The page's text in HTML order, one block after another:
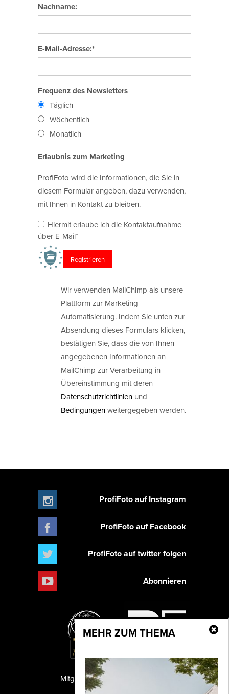
Nachname:
E-Mail-Adresse:*
Frequenz des Newsletters
Täglich
Wöchentlich
Monatlich
Erlaubnis zum Marketing
ProfiFoto wird die Informationen, die Sie in
diesem Formular angeben, dazu verwenden,
mit Ihnen in Kontakt zu bleiben.
Hiermit erlaube ich die Kontaktaufnahme
über E-Mail*
Wir verwenden MailChimp als unsere
Plattform zur Marketing-
Automatisierung. Indem Sie unten zur
Absendung dieses Formulars klicken,
bestätigen Sie, dass die von Ihnen
angegebenen Informationen an
MailChimp zur Verarbeitung in
Übereinstimmung mit deren
Datenschutzrichtlinien und
Bedingungenweitergegeben werden.
MEHR ZUM THEMA
ProfiFoto auf Instagram
ProfiFoto auf Facebook
ProfiFoto auf twitter folgen
Abonnieren
PF Publishing GmbH
Mitglied der TIPA